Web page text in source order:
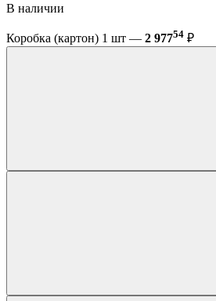
В наличии
Коробка (картон) 1 шт — 2 97754 ₽